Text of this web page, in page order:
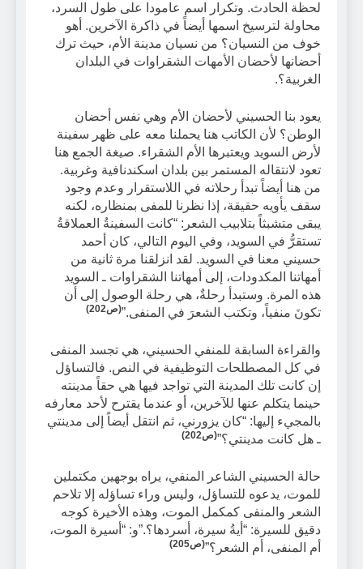
لحظة الحادث. وتكرار اسم عامودا على طول السرد،
محاولة لترسيخ اسمها أيضاً في ذاكرة الآخرين. أهو
خوف من النسيان؟ من نسيان مدينة الأم، حيث ترك
أحضانها لأحضان الأمهات الشقراوات في البلدان
الغربية؟.
يعود بنا الحسيني لأحضان الأم وهي نفس أحضان
الوطن؟ لأن الكاتب هنا يحملنا معه على ظهر سفينة
لأرض السويد ويعتبرها الأم الشقراء. صيغة الجمع هنا
تعود لانتقاله المستمر بين بلدان اسكندنافية وغربية.
من هنا أيضاً تبدأ رحلاته في اللاستقرار وعدم وجود
سقف يأويه حقيقة، إذا نظرنا للمفى بمنظاره، لكنه
يبقى متشبثاً بتلابيب الشعر: “كانت السفينةُ العملاقةُ
تستقرُّ في السويد، وفي اليوم التالي، كان أحمد
حسيني معنا في السويد. لقد انزلقنا مرة ثانية من
أمهاتنا المكدودات، إلى أمهاتنا الشقراوات ـ السويد
هذه المرة. وستبدأ رحلةٌ، هي رحلة الوصول إلى أن
تكونَ منفياً، وتكتب الشعرَ في المنفى.”(ص202)
والقراءة السابقة للمنفي الحسيني، هي تجسد المنفى
في كل المصطلحات التوظيفية في النص. فالتساؤل
إن كانت تلك المدينة التي تواجد فيها هي حقاً مدينته
حينما يتكلم عنها للآخرين، أو عندما يقترح لأحد معارفه
بالمجيء إليها: “كان يزورني، ثم انتقل أيضاً إلى مدينتي
ـ هل كانت مدينتي؟”(ص202)
حالة الحسيني الشاعر المنفي، يراه بوجهين مكتملين
للموت، يدعوه للتساؤل، وليس وراء تساؤله إلا تلاحم
الشعر والمنفى كمكمل الموت، وهذه الأخيرة كوجه
دقيق للسيرة: “أيةُ سيرة، أسردها؟.”و: “أسيرة الموت،
أم المنفى، أم الشعر؟”(ص205)